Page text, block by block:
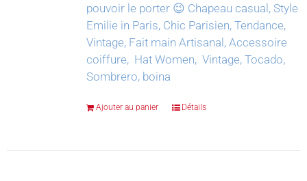
pouvoir le porter 😉 Chapeau casual, Style
Emilie in Paris, Chic Parisien, Tendance,
Vintage, Fait main Artisanal, Accessoire
coiffure, Hat Women, Vintage, Tocado,
Sombrero, boina
Ajouter au panier Détails